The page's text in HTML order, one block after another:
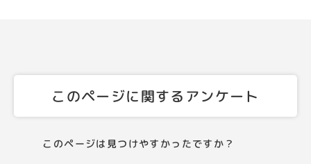
このページに関するアンケート
このページは見つけやすかったですか？